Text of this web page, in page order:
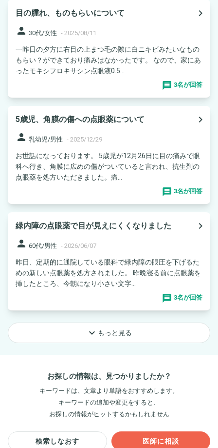
目の腫れ、ものもらいについて
navigate_next
person 30代/女性 - 2025/08/11
一昨日の夕方に右目の上まつ毛の際に白ニキビみたいなもの
もらい？ができており痛みはなかったです。 なので、家にあ
ったモキシフロキサシン点眼液0.5...
3名が回答
5歳児、角膜の傷への点眼薬について
navigate_next
person 乳幼児/男性 - 2025/12/29
お世話になっております。 5歳児が12月26日に目の痛みで眼
科へ行き、角膜に広めの傷がついていると言われ、抗生剤の
点眼薬を処方いただきました。痛...
3名が回答
緑内障の点眼薬で目が見えにくくなりました
navigate_next
person 60代/男性 - 2026/06/07
昨日、定期的に通院している眼科で緑内障の眼圧を下げるた
めの新しい点眼薬を処方されました。 昨晩寝る前に点眼薬を
挿したところ、今朝になり小さい文字...
3名が回答
keyboard_arrow_down もっと見る
お探しの情報は、見つかりましたか？
キーワードは、文章より単語をおすすめします。
キーワードの追加や変更をすると、
お探しの情報がヒットするかもしれません
検索しなおす 医師に相談